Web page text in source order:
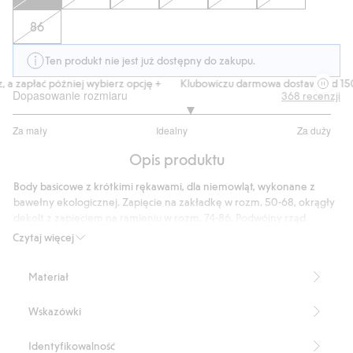
86
Ten produkt nie jest już dostępny do zakupu.
później wybierz opcję +
Klubowiczu darmowa dostawa od 150
Dopasowanie rozmiaru
Za mały Idealny Za duży
na
305
głosów
368 recenzji
Opis produktu
Czytaj więcej
Body basicowe z krótkimi rękawami, dla niemowląt, wykonane z
bawełny ekologicznej. Zapięcie na zakładkę w rozm. 50-68, okrągły
zatrzasków w kroku, aby niemowlę mogło rosnąć wraz z ubraniem, a
Funkcja rośnięcia.
Okrągły dekolt 74-86.
konwersji.
Materiał
Wskazówki
Identyfikowalność